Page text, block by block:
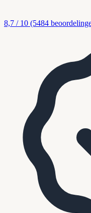
8,7 / 10 (5484